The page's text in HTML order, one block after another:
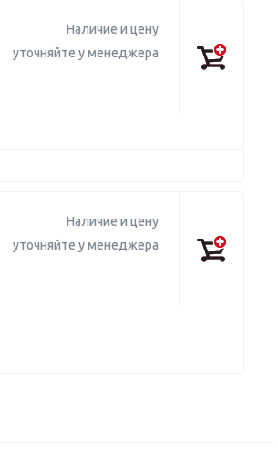
Наличие и цену
уточняйте у менеджера
Наличие и цену
уточняйте у менеджера